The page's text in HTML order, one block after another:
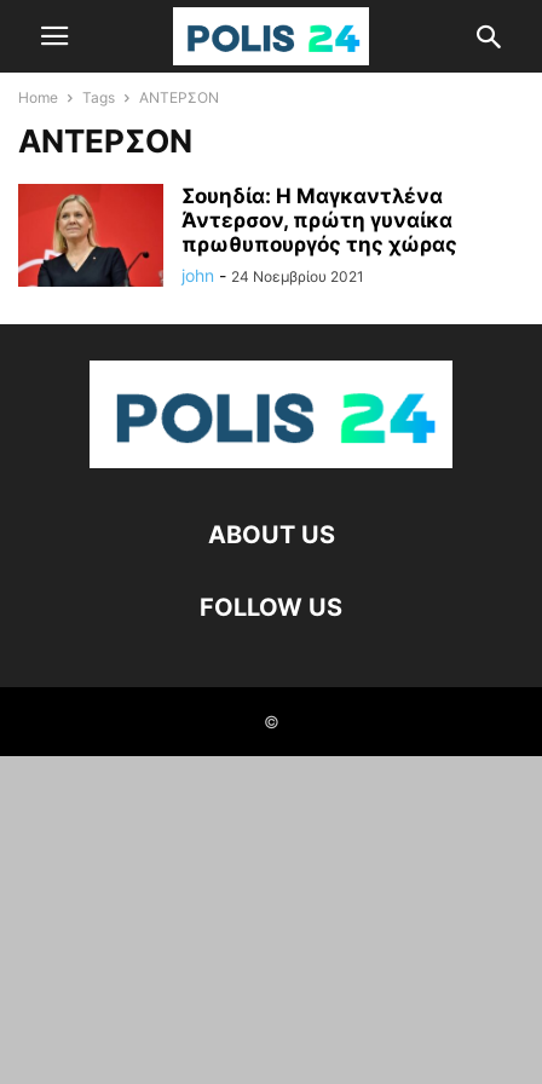
Home Tags ΑΝΤΕΡΣΟΝ
ΑΝΤΕΡΣΟΝ
Σουηδία: Η Μαγκαντλένα
Άντερσον, πρώτη γυναίκα
πρωθυπουργός της χώρας
john - 24 Νοεμβρίου 2021
ABOUT US
FOLLOW US
©